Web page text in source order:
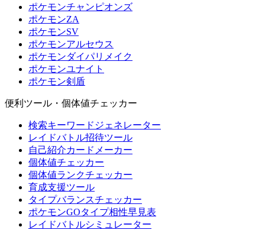
ポケモンチャンピオンズ
ポケモンZA
ポケモンSV
ポケモンアルセウス
ポケモンダイパリメイク
ポケモンユナイト
ポケモン剣盾
便利ツール・個体値チェッカー
検索キーワードジェネレーター
レイドバトル招待ツール
自己紹介カードメーカー
個体値チェッカー
個体値ランクチェッカー
育成支援ツール
タイプバランスチェッカー
ポケモンGOタイプ相性早見表
レイドバトルシミュレーター